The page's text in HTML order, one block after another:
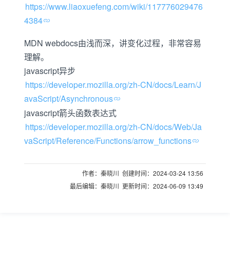
https://www.liaoxuefeng.com/wiki/117776029476
4384
MDN webdocs由浅而深，讲变化过程，非常容易
理解。
javascript异步
https://developer.mozilla.org/zh-CN/docs/Learn/J
avaScript/Asynchronous
javascript箭头函数表达式
https://developer.mozilla.org/zh-CN/docs/Web/Ja
vaScript/Reference/Functions/arrow_functions
作者：秦晓川 创建时间：2024-03-24 13:56
最后编辑：秦晓川 更新时间：2024-06-09 13:49